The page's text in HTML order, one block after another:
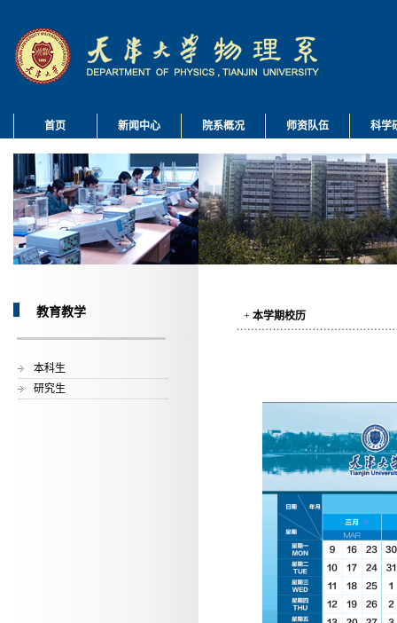
首页 新闻中心 院系概况 师资队伍 科学
教育教学
本科生
研究生
+ 本学期校历